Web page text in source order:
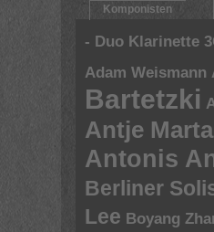
Komponisten
- Duo Klarinette
Adam Weismann
Bartetzki
Antje
Antonis
Berliner
Lee Boyang